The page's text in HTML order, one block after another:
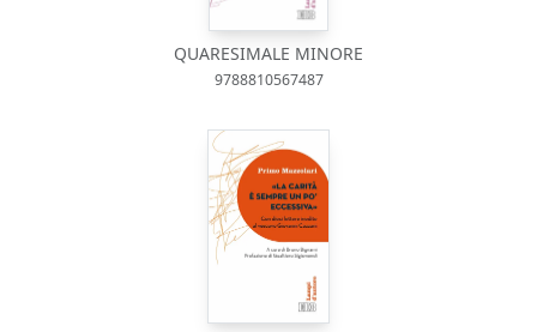
QUARESIMALE MINORE
9788810567487